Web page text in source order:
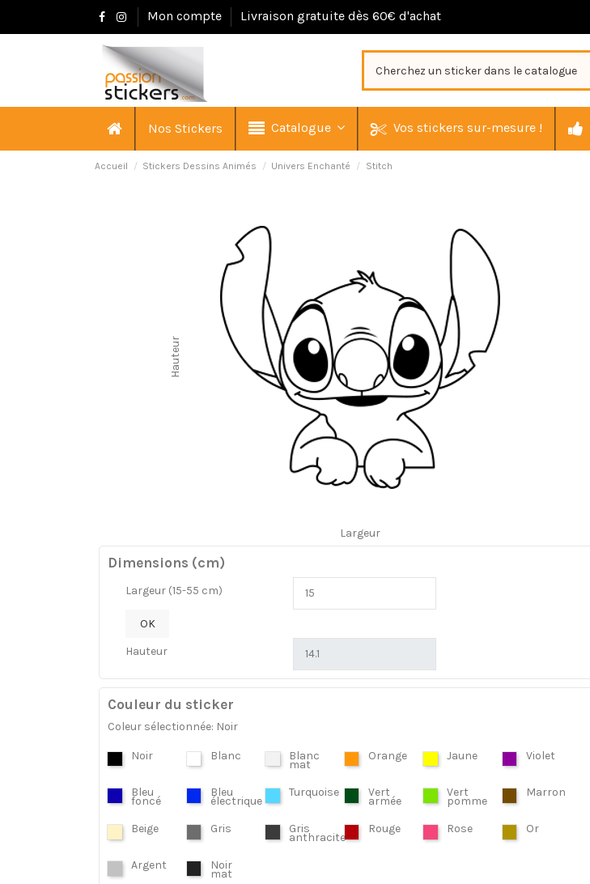
Mon compte Livraison gratuite dès 60€ d'achat
Nos Stickers Catalogue Vos stickers sur-mesure !
Accueil Stickers Dessins Animés Univers Enchanté Stitch
Hauteur
Largeur
Dimensions (cm)
Largeur (15-55 cm)
OK
Hauteur
Couleur du sticker
Coleur sélectionnée: Noir
Noir Blanc Blanc
mat
Orange Jaune Violet
Bleu
foncé
Bleu
électrique
Turquoise Vert
armée
Vert
pomme
Marron
Beige Gris Gris
anthracite
Rouge Rose Or
Argent Noir
mat